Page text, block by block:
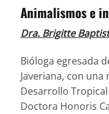
Animalismos e
Dra. Brigitte
Bióloga egresada
Javeriana, con
Desarrollo
Doctora Honoris